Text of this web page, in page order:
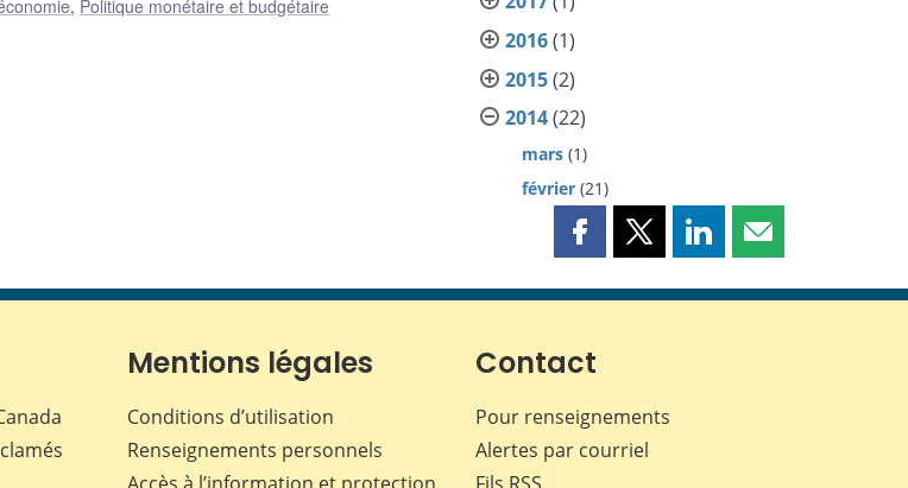
, Politique monétaire et budgétaire
2016(1)
2015(2)
2014(22)
mars (1)
février (21)
Partager
page
Facebook
Partager
page
Partager
page
Partager
page
Mentions légales
Conditions d’utilisation
Renseignements personnels
Contact
Pour renseignements
Alertes par courriel